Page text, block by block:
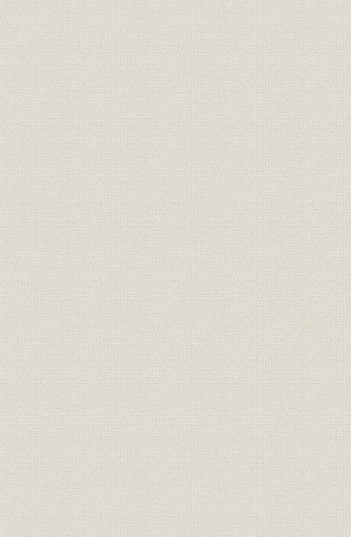
銀行;資金
山陰地方の普通銀行貸付金の推
移
明治31年
(1908年)
銀行;資金
山陰地方の普通銀行担保別貸付
金構成比率
明治36年
銀行;財務・業績
山陰地方の普通銀行収益状況の
推移
明治31年
(1908年)
米;価格 米価の推移
明治元年
(1965年)
銀行;財務・業績 全国普通銀行主要勘定
大正元年
(1929年)
銀行
わが国における各期の普通銀行
異動状況
明治35年
(1945年)
米 山陰地方の米作の推移
明治20年
(1924年)
養蚕 山陰地方の養蚕の推移
明治30年
(1925年)
銀行;財務・業績 島根県内本店銀行の主要勘定 大正3年